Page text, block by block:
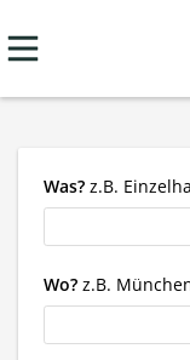
Was? z.B.
Wo? z.B.